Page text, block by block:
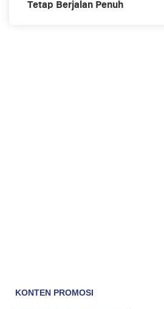
Tetap Berjalan Penuh